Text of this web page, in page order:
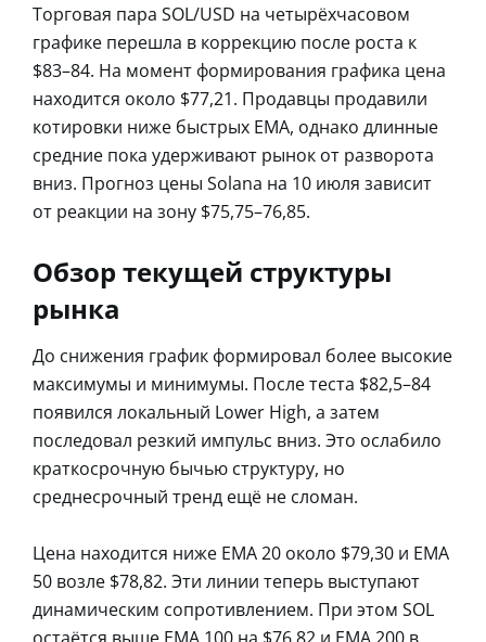
Торговая пара SOL/USD на четырёхчасовом
графике перешла в коррекцию после роста к
$83–84. На момент формирования графика цена
находится около $77,21. Продавцы продавили
котировки ниже быстрых EMA, однако длинные
средние пока удерживают рынок от разворота
вниз. Прогноз цены Solana на 10 июля зависит
от реакции на зону $75,75–76,85.
Обзор текущей структуры
рынка
До снижения график формировал более высокие
максимумы и минимумы. После теста $82,5–84
появился локальный Lower High, а затем
последовал резкий импульс вниз. Это ослабило
краткосрочную бычью структуру, но
среднесрочный тренд ещё не сломан.
Цена находится ниже EMA 20 около $79,30 и EMA
50 возле $78,82. Эти линии теперь выступают
динамическим сопротивлением. При этом SOL